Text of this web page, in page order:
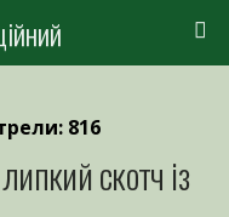
816
скотч із